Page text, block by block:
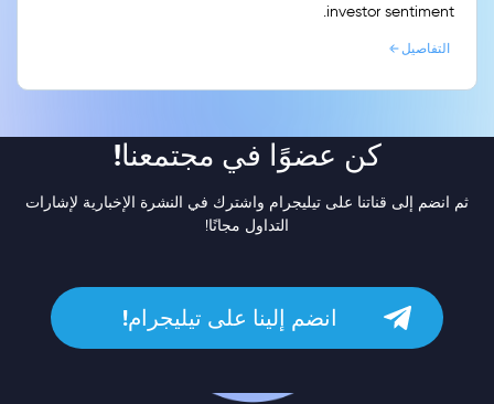
investor sentiment.
التفاصيل
كن عضوًا في مجتمعنا!
ثم انضم إلى قناتنا على تيليجرام واشترك في النشرة الإخبارية لإشارات
التداول مجانًا!
انضم إلينا على تيليجرام!